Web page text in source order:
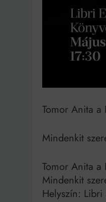
Tomor Anita
Mindenkit
Tomor Anita
Mindenkit
Helyszín: Libri